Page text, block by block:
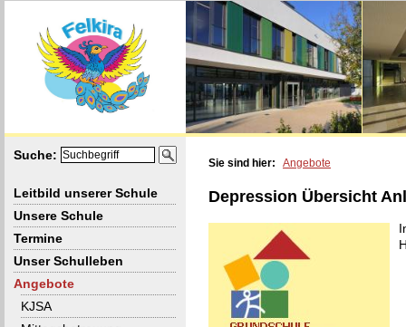
Suche:
Leitbild unserer Schule
Unsere Schule
Termine
Unser Schulleben
Angebote
KJSA
Sie sind hier: Angebote
Depression Übersicht